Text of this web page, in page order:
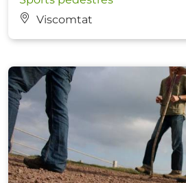
Viscomtat